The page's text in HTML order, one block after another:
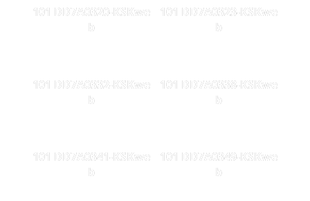
101 DD7A0320-KSKwe
b
101 DD7A0323-KSKwe
b
101 DD7A0332-KSKwe
b
101 DD7A0338-KSKwe
b
101 DD7A0341-KSKwe
b
101 DD7A0349-KSKwe
b